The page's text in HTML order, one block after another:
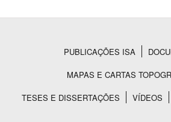
Rodapé
PUBLICAÇÕES ISA
MAPAS E CARTAS
TESES E DISSERTAÇÕES
VÍDEOS